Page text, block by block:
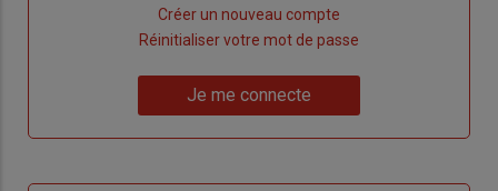
Créer un nouveau compte
de
Réinitialiser votre mot de passe
me
Je me connecte